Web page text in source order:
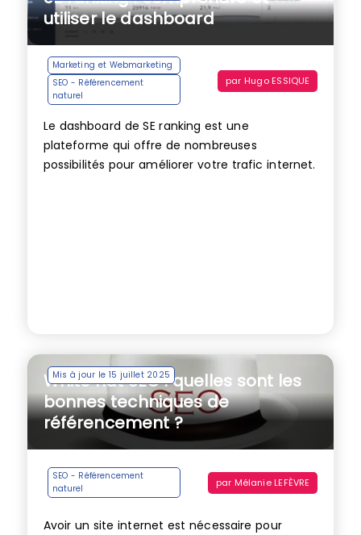
utiliser le dashboard
Marketing et Webmarketing
SEO - Référencement
naturel
par Hugo ESSIQUE
Le dashboard de SE ranking est une
plateforme qui offre de nombreuses
possibilités pour améliorer votre trafic internet.
Mis à jour le 15 juillet 2025
White hat SEO : quelles sont les
bonnes techniques de
référencement ?
SEO - Référencement
naturel
par Mélanie LEFÈVRE
Avoir un site internet est nécessaire pour